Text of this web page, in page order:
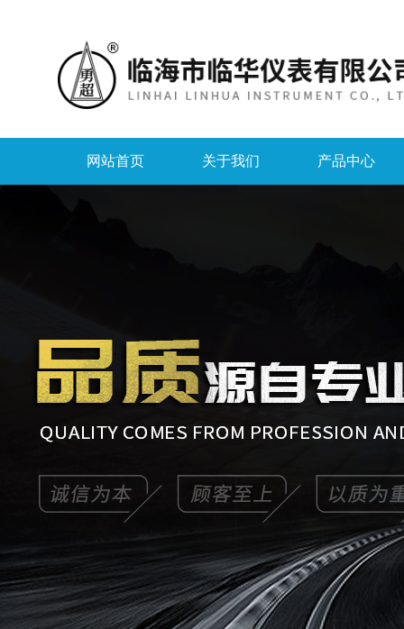
网站首页 关于我们 产品中心